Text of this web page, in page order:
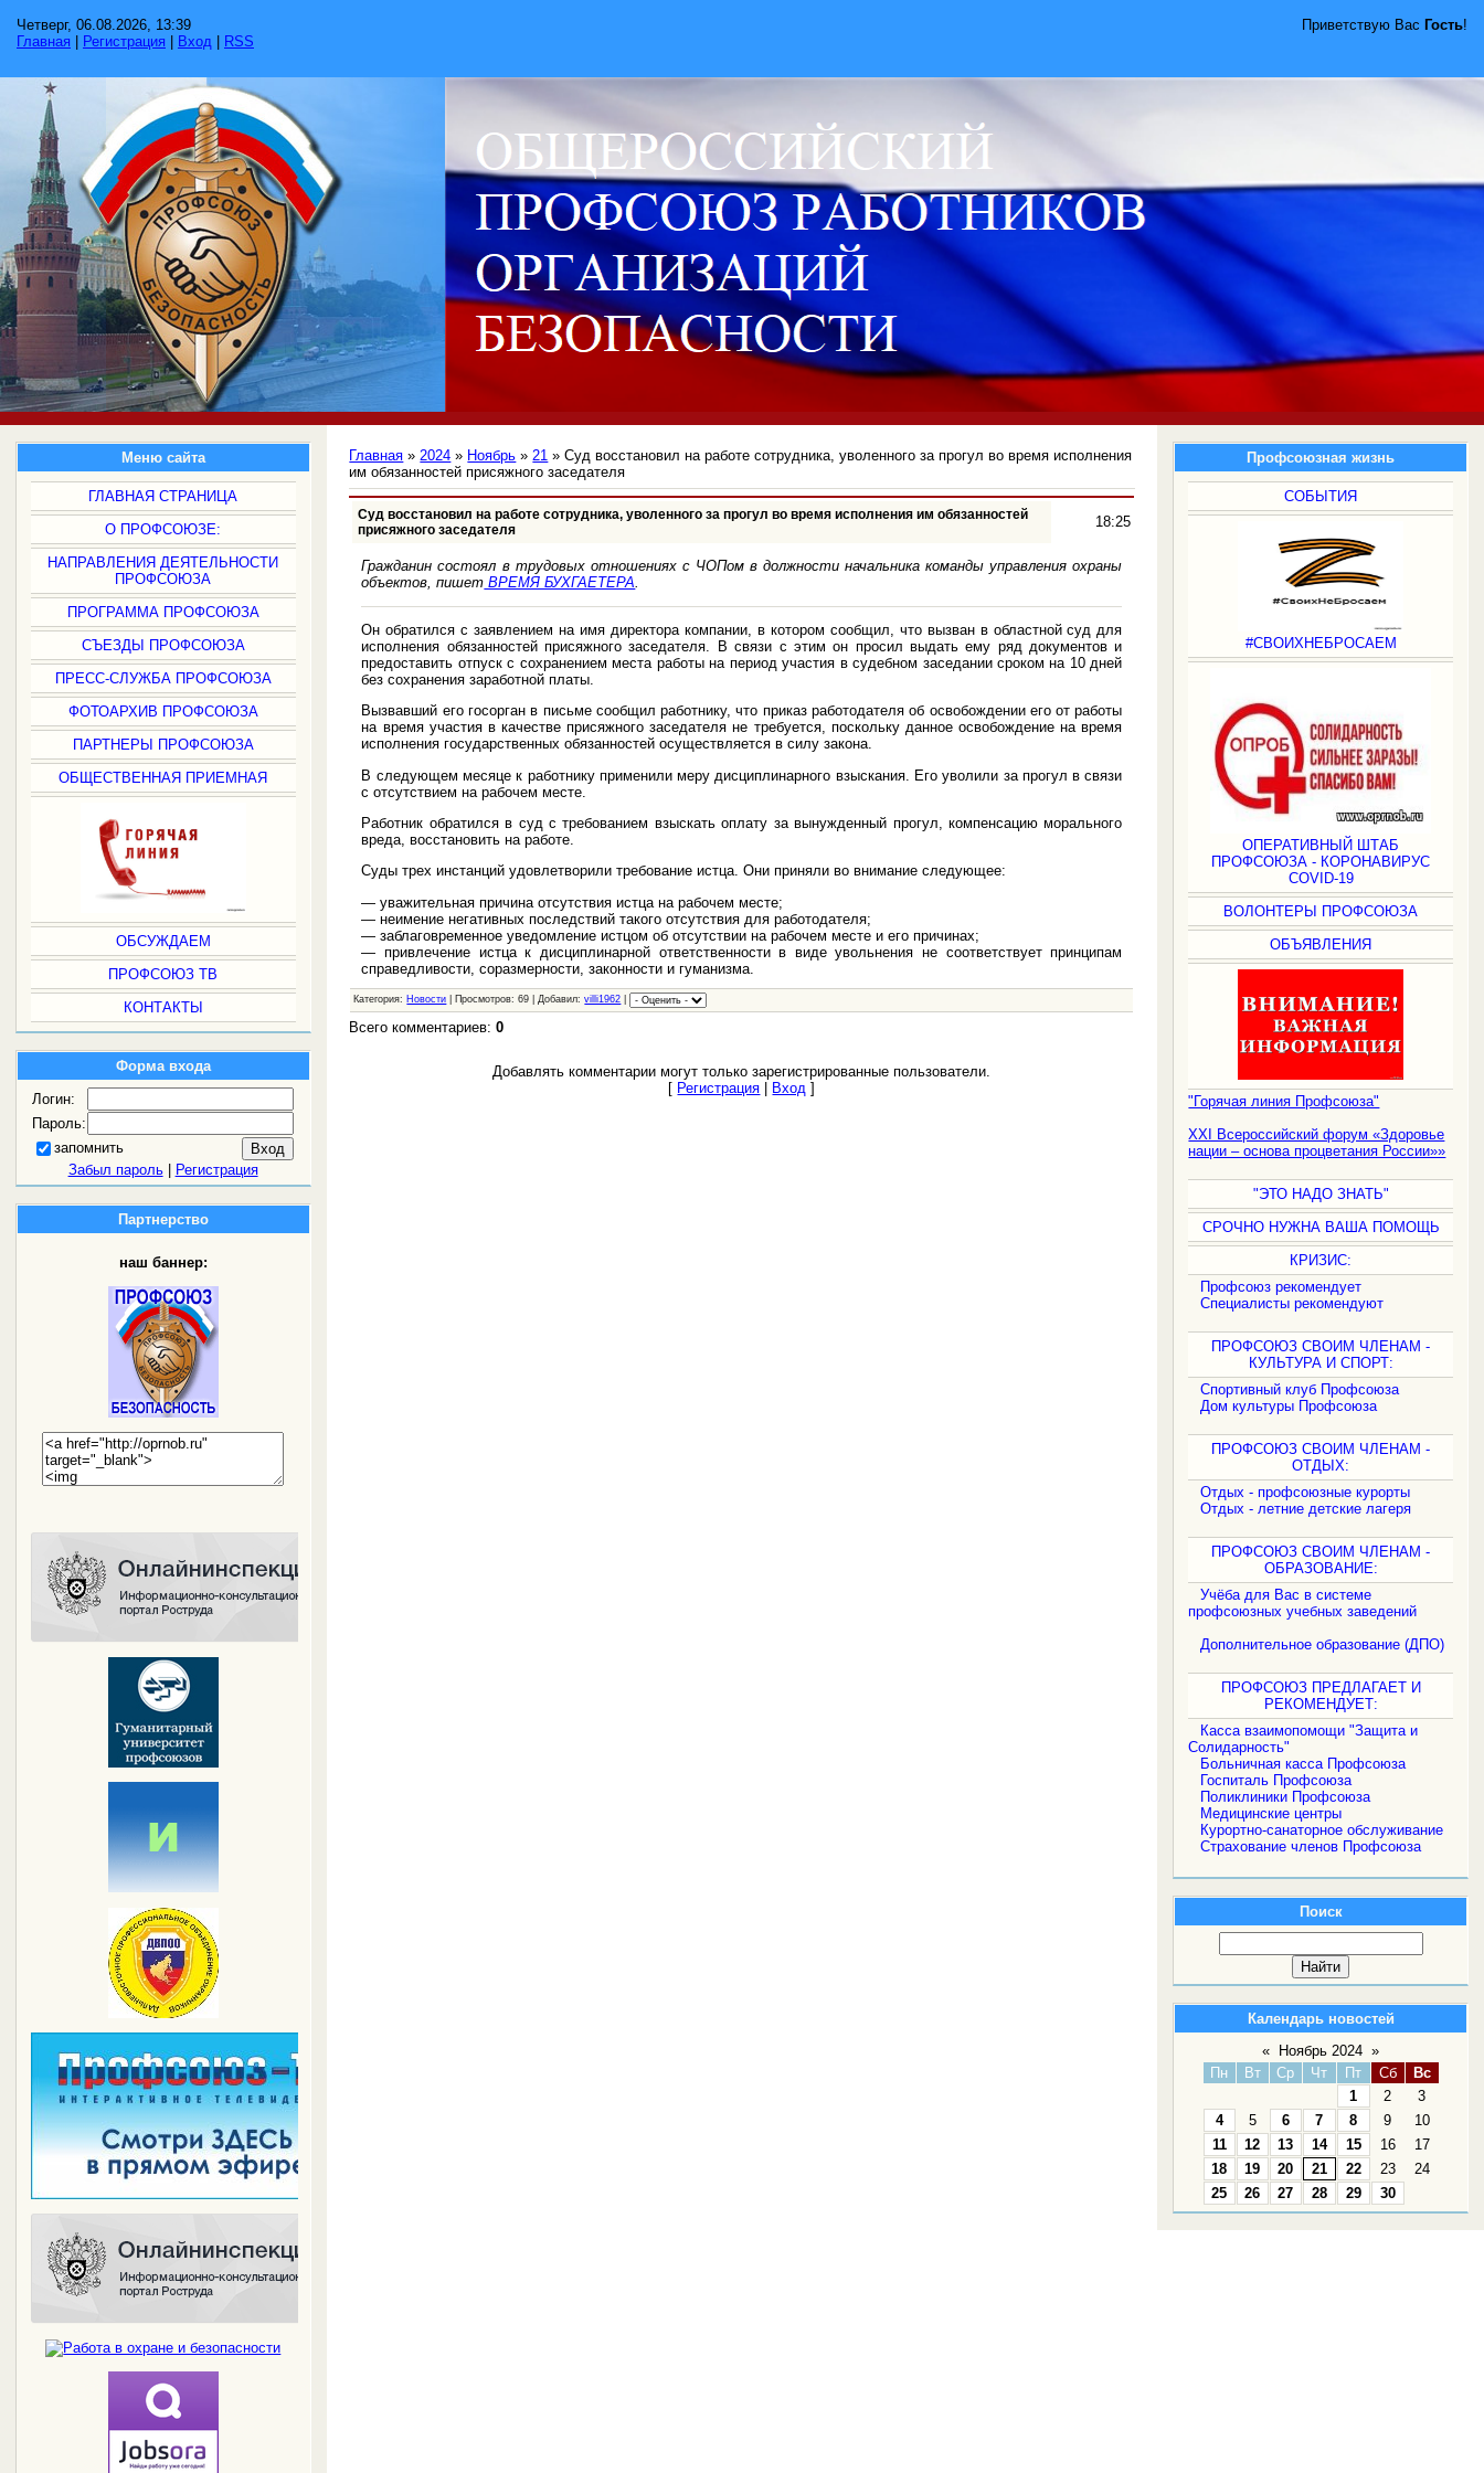
Приветствую Вас Гость!
Четверг, 06.08.2026, 13:39
Главная
Регистрация Вход RSS
Меню сайта
ГЛАВНАЯ СТРАНИЦА
О ПРОФСОЮЗЕ:
НАПРАВЛЕНИЯ ДЕЯТЕЛЬНОСТИ
ПРОФСОЮЗА
ПРОГРАММА ПРОФСОЮЗА
СЪЕЗДЫ ПРОФСОЮЗА
ПРЕСС-СЛУЖБА ПРОФСОЮЗА
ФОТОАРХИВ ПРОФСОЮЗА
ПАРТНЕРЫ ПРОФСОЮЗА
ОБЩЕСТВЕННАЯ ПРИЕМНАЯ
ОБСУЖДАЕМ
ПРОФСОЮЗ ТВ
КОНТАКТЫ
Форма входа
Логин:
Пароль:
запомнить
Забыл пароль| Регистрация
Партнерство
наш баннер:
Профсоюзная жизнь
СОБЫТИЯ
#СВОИХНЕБРОСАЕМ
ОПЕРАТИВНЫЙ ШТАБ
ПРОФСОЮЗА - КОРОНАВИРУС
COVID-19
ВОЛОНТЕРЫ ПРОФСОЮЗА
ОБЪЯВЛЕНИЯ
"Горячая линия Профсоюза"
XXI Всероссийский форум «Здоровье
нации – основа процветания России»»
"ЭТО НАДО ЗНАТЬ"
СРОЧНО НУЖНА ВАША ПОМОЩЬ
КРИЗИС:
Профсоюз рекомендует
Специалисты рекомендуют
ПРОФСОЮЗ СВОИМ ЧЛЕНАМ -
КУЛЬТУРА И СПОРТ:
Спортивный клуб Профсоюза
Дом культуры Профсоюза
ПРОФСОЮЗ СВОИМ ЧЛЕНАМ -
ОТДЫХ:
Отдых - профсоюзные курорты
Отдых - летние детские лагеря
ПРОФСОЮЗ СВОИМ ЧЛЕНАМ -
ОБРАЗОВАНИЕ:
Учёба для Вас в системе
профсоюзных учебных заведений
Дополнительное образование (ДПО)
ПРОФСОЮЗ ПРЕДЛАГАЕТ И
РЕКОМЕНДУЕТ:
Касса взаимопомощи "Защита и
Солидарность"
Больничная касса Профсоюза
Госпиталь Профсоюза
Поликлиники Профсоюза
Медицинские центры
Курортно-санаторное обслуживание
Страхование членов Профсоюза
Поиск
Календарь новостей
«
Ноябрь 2024 »
Пн
Вт Ср Чт Пт Сб
Вс
1
2
3
4
5 6 7 8 9
10
11
12 13 14 15 16
17
18
19 20 21 22 23
24
25
26 27 28 29 30
Главная »2024 » Ноябрь » 21 » Суд восстановил на работе сотрудника, уволенного за прогул во время исполнения
им обязанностей присяжного заседателя
Суд восстановил на работе сотрудника, уволенного за прогул во время исполнения им обязанностей
присяжного заседателя
18:25
Гражданин состоял в трудовых отношениях с ЧОПом в должности начальника команды управления охраны
объектов, пишеm ВРЕМЯ БУХГАЕТЕРА.
Он обратился с заявлением на имя директора компании, в котором сообщил, что вызван в областной суд для
исполнения обязанностей присяжного заседателя. В связи с этим он просил выдать ему ряд документов и
предоставить отпуск с сохранением места работы на период участия в судебном заседании сроком на 10 дней
без сохранения заработной платы.
Вызвавший его госорган в письме сообщил работнику, что приказ работодателя об освобождении его от работы
на время участия в качестве присяжного заседателя не требуется, поскольку данное освобождение на время
исполнения государственных обязанностей осуществляется в силу закона.
В следующем месяце к работнику применили меру дисциплинарного взыскания. Его уволили за прогул в связи
с отсутствием на рабочем месте.
Работник обратился в суд с требованием взыскать оплату за вынужденный прогул, компенсацию морального
вреда, восстановить на работе.
Суды трех инстанций удовлетворили требование истца. Они приняли во внимание следующее:
— уважительная причина отсутствия истца на рабочем месте;
— неимение негативных последствий такого отсутствия для работодателя;
— заблаговременное уведомление истцом об отсутствии на рабочем месте и его причинах;
— привлечение истца к дисциплинарной ответственности в виде увольнения не соответствует принципам
справедливости, соразмерности, законности и гуманизма.
Категория: Новости | Просмотров: 69 | Добавил:villi1962
Всего комментариев:0
Добавлять комментарии могут только зарегистрированные пользователи.
[ Регистрация Вход ]